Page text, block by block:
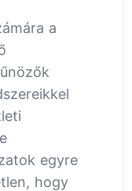
a
egyre
hogy